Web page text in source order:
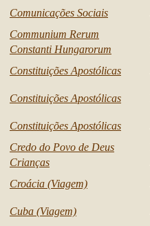
Comunicações Sociais
Communium Rerum
Constanti Hungarorum
Constituições Apostólicas
Constituições Apostólicas
Constituições Apostólicas
Credo do Povo de Deus
Crianças
Croácia (Viagem)
Cuba (Viagem)